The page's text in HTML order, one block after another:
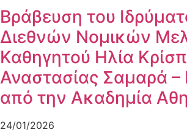
Βράβευση του
Διεθνών Νομικών
Καθηγητού Ηλία
Αναστασίας Σαμαρά –
από την Ακαδημία
24/01/2026